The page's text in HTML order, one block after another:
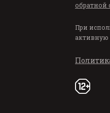
обратной
При
активную